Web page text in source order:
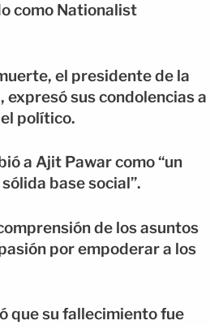
como Nationalist
el presidente de la
expresó sus condolencias a
político.
a Ajit Pawar como “un
base social”.
de los asuntos
por empoderar a los
que su fallecimiento fue